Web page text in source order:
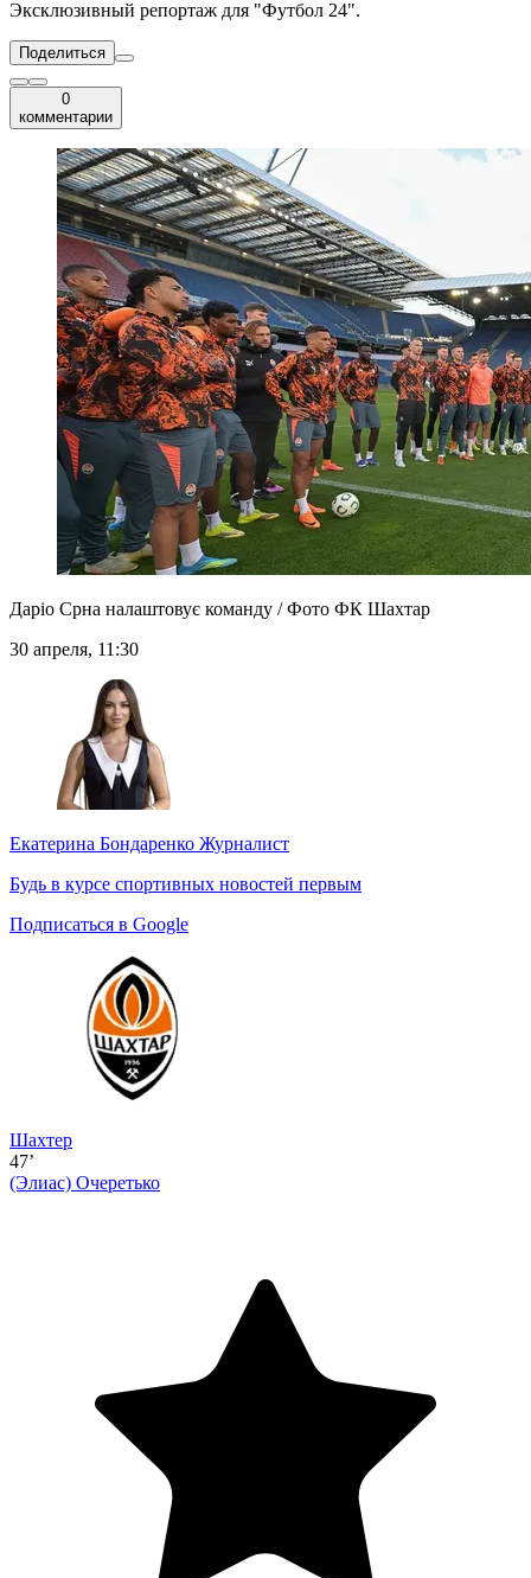
Эксклюзивный репортаж для "Футбол 24".
Поделиться
0
комментарии
Даріо Срна налаштовує команду / Фото ФК Шахтар
30 апреля, 11:30
Екатерина Бондаренко Журналист
Будь в курсе спортивных новостей первым
Подписаться в Google
Шахтер
47’
(Элиас) Очеретько